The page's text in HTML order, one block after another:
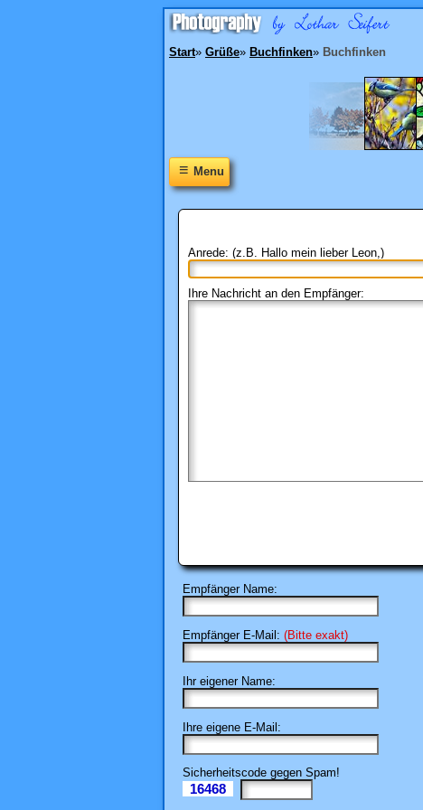
Start» Grüße» Buchfinken» Buchfinken
≡Menu
Anrede: (z.B. Hallo mein lieber Leon,)
Ihre Nachricht an den Empfänger:
Empfänger Name:
Empfänger E-Mail: (Bitte exakt)
Ihr eigener Name:
Ihre eigene E-Mail:
Sicherheitscode gegen Spam!
16468